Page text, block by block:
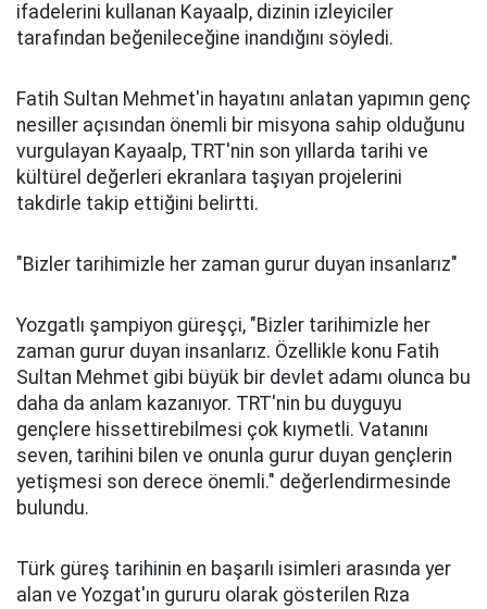
ifadelerini kullanan Kayaalp, dizinin izleyiciler
tarafından beğenileceğine inandığını söyledi.
Fatih Sultan Mehmet'in hayatını anlatan yapımın genç
nesiller açısından önemli bir misyona sahip olduğunu
vurgulayan Kayaalp, TRT'nin son yıllarda tarihi ve
kültürel değerleri ekranlara taşıyan projelerini
takdirle takip ettiğini belirtti.
"Bizler tarihimizle her zaman gurur duyan insanlarız"
Yozgatlı şampiyon güreşçi, "Bizler tarihimizle her
zaman gurur duyan insanlarız. Özellikle konu Fatih
Sultan Mehmet gibi büyük bir devlet adamı olunca bu
daha da anlam kazanıyor. TRT'nin bu duyguyu
gençlere hissettirebilmesi çok kıymetli. Vatanını
seven, tarihini bilen ve onunla gurur duyan gençlerin
yetişmesi son derece önemli." değerlendirmesinde
bulundu.
Türk güreş tarihinin en başarılı isimleri arasında yer
alan ve Yozgat'ın gururu olarak gösterilen Rıza